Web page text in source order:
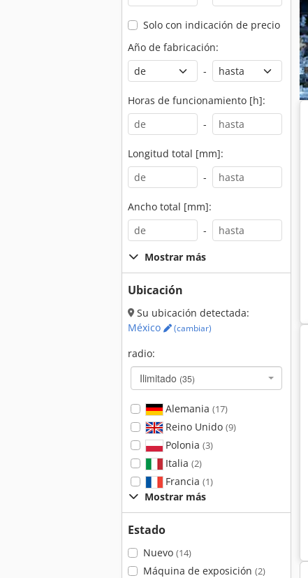
Solo con indicación de precio
Año de fabricación:
-
Horas de funcionamiento [h]:
-
Longitud total [mm]:
-
Ancho total [mm]:
-
Mostrar más
Ubicación
Su ubicación detectada:
México
(cambiar)
radio:
Ilimitado (35)
Alemania (17)
Reino Unido (9)
Polonia (3)
Italia (2)
Francia (1)
Mostrar más
Estado
Nuevo (14)
Máquina de exposición (2)